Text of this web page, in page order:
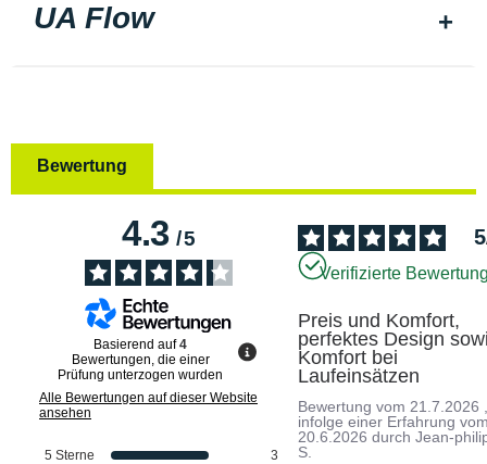
UA Flow
Bewertung
4.3/5
Basierend auf4
Bewertungen, die einer
Prüfung unterzogen wurden
Alle Bewertungen auf dieser Website
ansehen
5 Sterne
3
5
Verifizierte
Preis und Komfort,
perfektes Design
Komfort bei
Laufeinsätzen
Bewertung vom 21.7.2026
infolge einer Erfahrung
20.6.2026 durchJean-
S.